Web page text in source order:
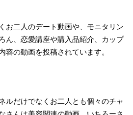
お二人のデート動画や、モニタリン
ん、恋愛講座や購入品紹介、カップ
容の動画を投稿されています。
ルだけでなくお二人とも個々のチャ